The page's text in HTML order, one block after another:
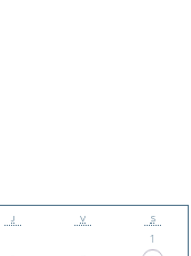
J V S
1